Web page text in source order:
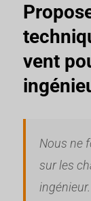
vent
Nous ne
sur les